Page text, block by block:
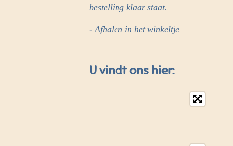
bestelling klaar staat.
- Afhalen in het winkeltje
U vindt ons hier: